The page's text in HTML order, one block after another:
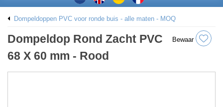
Dompeldoppen PVC voor ronde buis - alle maten - MOQ
Dompeldop Rond Zacht PVC
68 X 60 mm - Rood
Bewaar